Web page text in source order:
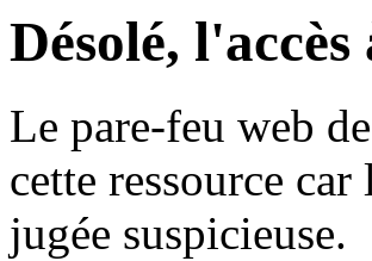
Désolé,
Le pare-feu web
cette ressource
jugée suspicieuse.